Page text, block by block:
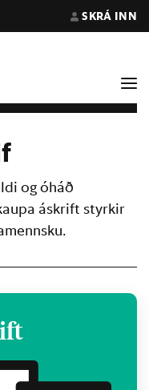
SKRÁ INN
og óháð
áskrift styrkir